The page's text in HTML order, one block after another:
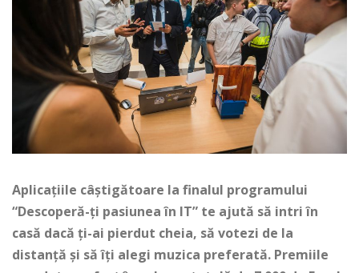
Aplicaţiile câştigătoare la finalul programului
“Descoperă-ţi pasiunea în IT” te ajută să intri în
casă dacă ţi-ai pierdut cheia, să votezi de la
distanţă şi să îţi alegi muzica preferată. Premiile